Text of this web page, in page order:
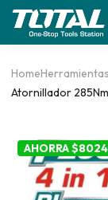
Home
Atornillador
AHORRA